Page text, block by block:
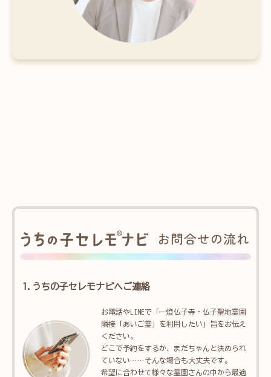
1.うちの子セレモナビへご連絡
お電話やLINEで「一燈仏子寺・仏子聖地霊園
隣接「あいご霊」を利用したい」旨をお伝え
ください。
どこで予約をするか、まだちゃんと決められ
ていない……そんな場合も大丈夫です。
希望に合わせて様々な霊園さんの中から最適